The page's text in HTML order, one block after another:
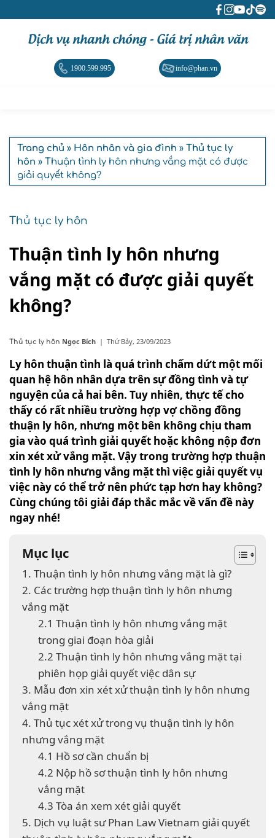
Dịch vụ nhanh chóng - Giá trị nhân văn
1900.599.995 info@phan.vn
Trang chủ » Hôn nhân và gia đình » Thủ tục ly
hôn » Thuận tình ly hôn nhưng vắng mặt có được
giải quyết không?
Thủ tục ly hôn
Thuận tình ly hôn nhưng
vắng mặt có được giải quyết
không?
Thủ tục ly hôn Ngọc Bích | Thứ Bảy, 23/09/2023
Ly hôn thuận tình là quá trình chấm dứt một mối
quan hệ hôn nhân dựa trên sự đồng tình và tự
nguyện của cả hai bên. Tuy nhiên, thực tế cho
thấy có rất nhiều trường hợp vợ chồng đồng
thuận ly hôn, nhưng một bên không chịu tham
gia vào quá trình giải quyết hoặc không nộp đơn
xin xét xử vắng mặt. Vậy trong trường hợp thuận
tình ly hôn nhưng vắng mặt thì việc giải quyết vụ
việc này có thể trở nên phức tạp hơn hay không?
Cùng chúng tôi giải đáp thắc mắc về vấn đề này
ngay nhé!
Mục lục
1. Thuận tình ly hôn nhưng vắng mặt là gì?
2. Các trường hợp thuận tình ly hôn nhưng
vắng mặt
2.1 Thuận tình ly hôn nhưng vắng mặt
trong giai đoạn hòa giải
2.2 Thuận tình ly hôn nhưng vắng mặt tại
phiên họp giải quyết việc dân sự
3. Mẫu đơn xin xét xử thuận tình ly hôn nhưng
vắng mặt
4. Thủ tục xét xử trong vụ thuận tình ly hôn
nhưng vắng mặt
4.1 Hồ sơ cần chuẩn bị
4.2 Nộp hồ sơ thuận tình ly hôn nhưng
vắng mặt
4.3 Tòa án xem xét giải quyết
5. Dịch vụ luật sư Phan Law Vietnam giải quyết